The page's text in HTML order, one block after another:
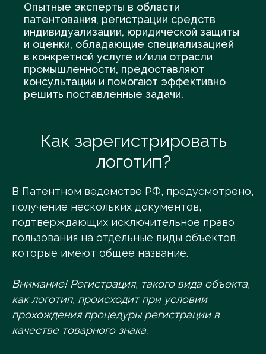
Опытные эксперты в области
патентования, регистрации средств
индивидуализации, юридической защиты
и оценки, обладающие специализацией
в конкретной услуге и/или отрасли
промышленности, предоставляют
консультации и помогают эффективно
решить поставленные задачи.
Как зарегистрировать
логотип?
В Патентном ведомстве РФ, предусмотрено,
получение нескольких документов,
подтверждающих исключительное право
пользования на отдельные виды объектов,
которые имеют общее название.
Внимание! Регистрация, такого вида объекта,
как логотип, происходит при условии
прохождения процедуры регистрации в
качестве товарного знака.